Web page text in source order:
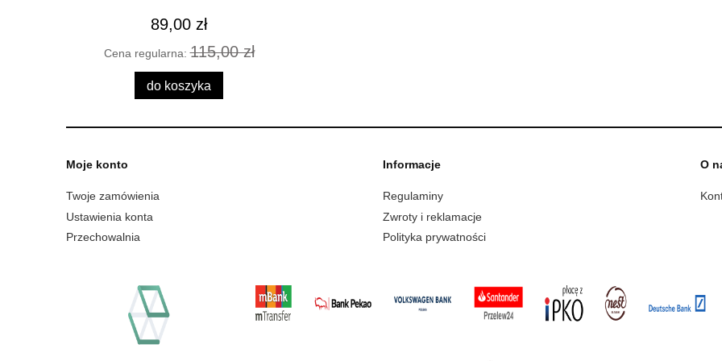
89,00 zł
Cena regularna:115,00 zł
do koszyka
Moje konto
Twoje zamówienia
Ustawienia konta
Przechowalnia
Informacje
Regulaminy
Zwroty i reklamacje
Polityka prywatności
O